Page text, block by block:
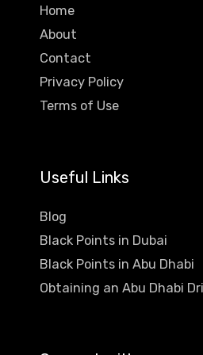
Home
About
Contact
Privacy Policy
Terms of Use
Useful Links
Blog
Black Points in Dubai
Black Points in Abu Dhabi
Obtaining an Abu Dhabi